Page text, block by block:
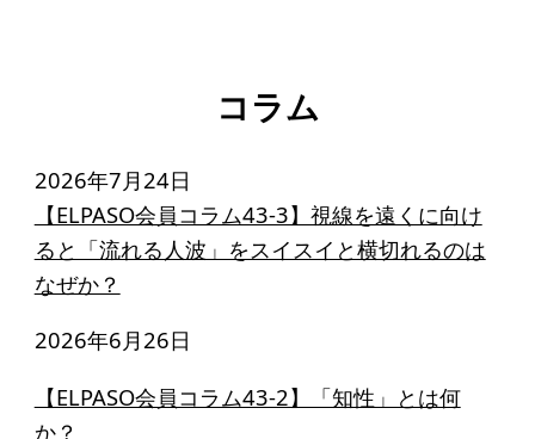
コラム
2026年7月24日
【ELPASO会員コラム43-3】視線を遠くに向け
ると「流れる人波」をスイスイと横切れるのは
なぜか？
2026年6月26日
【ELPASO会員コラム43-2】「知性」とは何
か？